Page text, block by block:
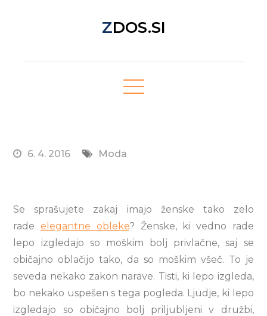
ZDOS.SI
6. 4. 2016 Moda
Se sprašujete zakaj imajo ženske tako zelo
radeelegantne obleke? Ženske, ki vedno rade
lepo izgledajo so moškim bolj privlačne, saj se
običajno oblačijo tako, da so moškim všeč. To je
seveda nekako zakon narave. Tisti, ki lepo izgleda,
bo nekako uspešen s tega pogleda. Ljudje, ki lepo
izgledajo so običajno bolj priljubljeni v družbi,